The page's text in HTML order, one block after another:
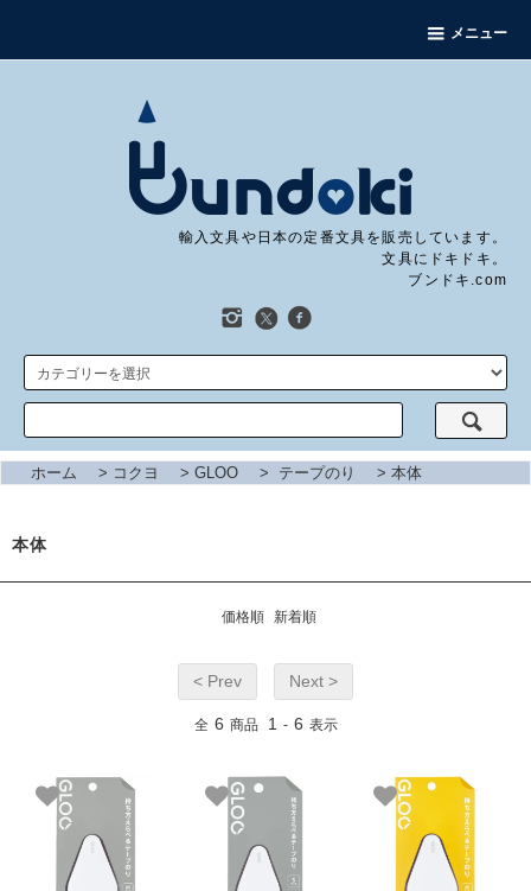
メニュー
輸入文具や日本の定番文具を販売しています。
文具にドキドキ。
ブンドキ.com
ホーム > コクヨ > GLOO > テープのり > 本体
本体
価格順 新着順
< Prev Next >
全 6 商品 1 - 6 表示